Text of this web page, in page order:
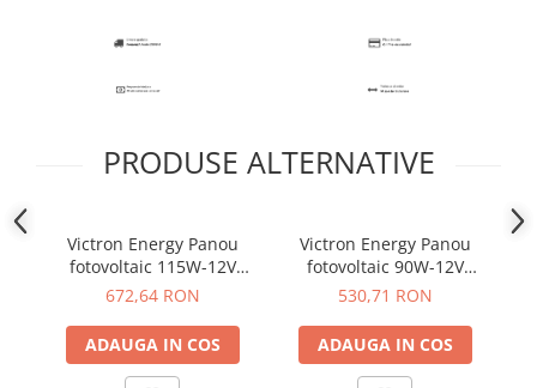
PRODUSE ALTERNATIVE
Victron Energy Panou
fotovoltaic 115W-12V
monocristalin Solar Panel
672,64 RON
ADAUGA IN COS
Victron Energy Panou
fotovoltaic 90W-12V
monocristalin Solar Panel
530,71 RON
ADAUGA IN COS